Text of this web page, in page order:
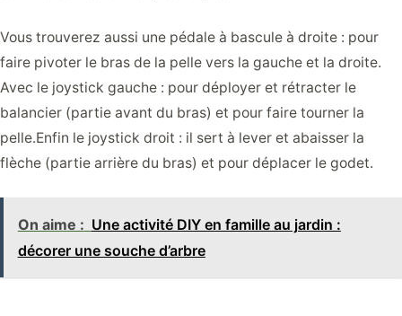
Vous trouverez aussi une pédale à bascule à droite : pour
faire pivoter le bras de la pelle vers la gauche et la droite.
Avec le joystick gauche : pour déployer et rétracter le
balancier (partie avant du bras) et pour faire tourner la
pelle.Enfin le joystick droit : il sert à lever et abaisser la
flèche (partie arrière du bras) et pour déplacer le godet.
On aime : Une activité DIY en famille au jardin :
décorer une souche d’arbre